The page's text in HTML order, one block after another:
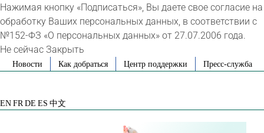
Нажимая кнопку «Подписаться», Вы даете свое согласие на
обработку Ваших персональных данных, в соответствии с
№152-ФЗ «О персональных данных» от 27.07.2006 года.
Не сейчас Закрыть
SkipНовости Как добраться Центр поддержки Пресс-служба
EN FR DE ES 中文